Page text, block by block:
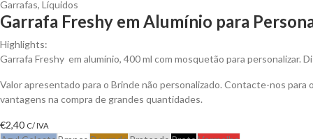
Garrafas, Líquidos
Garrafa Freshy em Alumínio para
Highlights:
Garrafa Freshy em alumínio, 400 ml com mosquetão para personalizar.
Valor apresentado para o Brinde não personalizado. Contacte-nos para
vantagens na compra de grandes quantidades.
€2,40 C/ IVA